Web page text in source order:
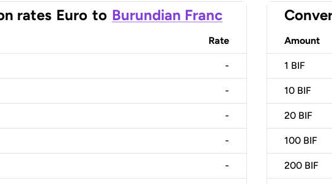
rates Euro to Burundian Franc
Rate
-
-
-
-
-
Amount
1 BIF
10 BIF
20 BIF
100 BIF
200 BIF